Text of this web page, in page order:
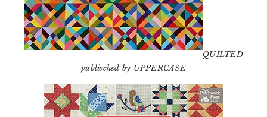
QUILTED
publisched by UPPERCASE